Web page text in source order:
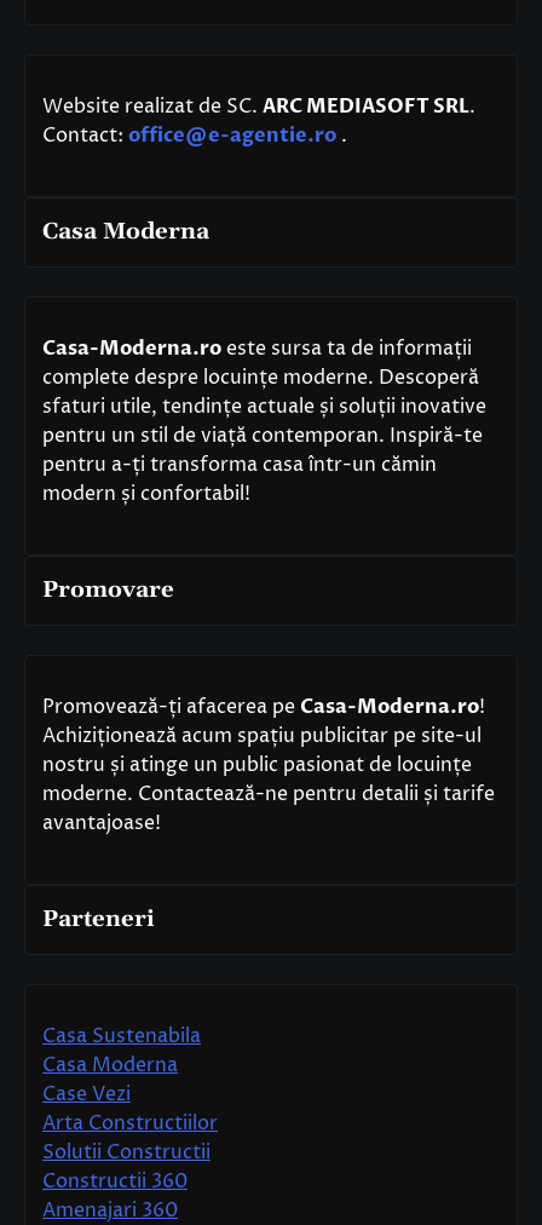
Website realizat de SC. ARC MEDIASOFT SRL.
Contact: office@e-agentie.ro .
Casa Moderna
Casa-Moderna.roeste sursa ta de informații
complete despre locuințe moderne. Descoperă
sfaturi utile, tendințe actuale și soluții inovative
pentru un stil de viață contemporan. Inspiră-te
pentru a-ți transforma casa într-un cămin
modern și confortabil!
Promovare
Promovează-ți afacerea pe Casa-Moderna.ro!
Achiziționează acum spațiu publicitar pe site-ul
nostru și atinge un public pasionat de locuințe
moderne. Contactează-ne pentru detalii și tarife
avantajoase!
Parteneri
Casa Sustenabila
Casa Moderna
Case Vezi
Arta Constructiilor
Solutii Constructii
Constructii 360
Amenajari 360